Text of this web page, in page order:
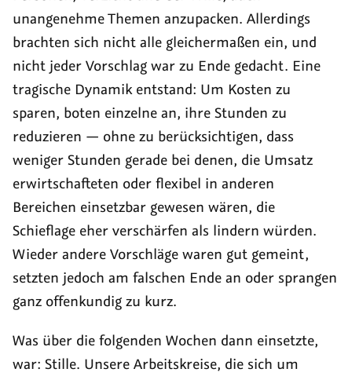
unangenehme Themen anzupacken. Allerdings
brachten sich nicht alle gleichermaßen ein, und
nicht jeder Vorschlag war zu Ende gedacht. Eine
tragische Dynamik entstand: Um Kosten zu
sparen, boten einzelne an, ihre Stunden zu
reduzieren — ohne zu berücksichtigen, dass
weniger Stunden gerade bei denen, die Umsatz
erwirtschafteten oder flexibel in anderen
Bereichen einsetzbar gewesen wären, die
Schieflage eher verschärfen als lindern würden.
Wieder andere Vorschläge waren gut gemeint,
setzten jedoch am falschen Ende an oder sprangen
ganz offenkundig zu kurz.
Was über die folgenden Wochen dann einsetzte,
war: Stille. Unsere Arbeitskreise, die sich um